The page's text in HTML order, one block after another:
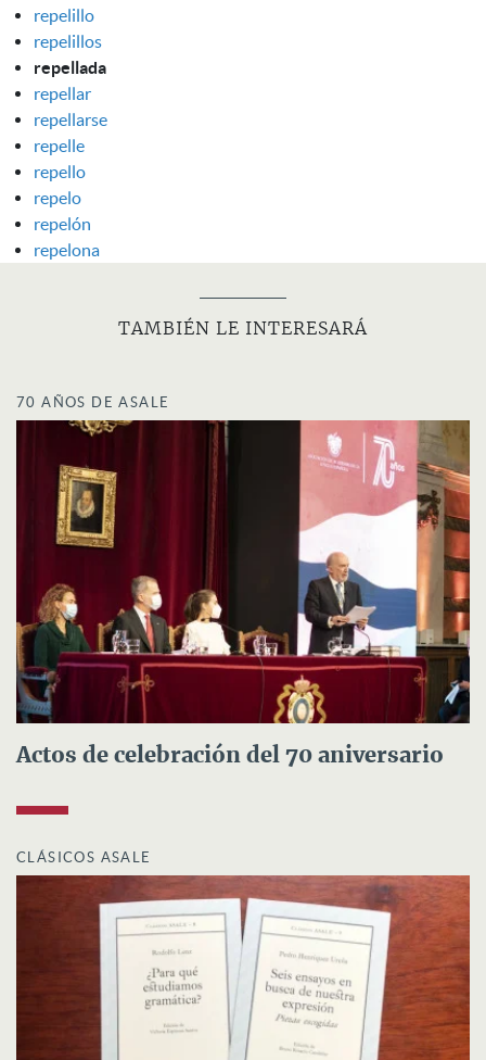
repelillo
repelillos
repellada
repellar
repellarse
repelle
repello
repelo
repelón
repelona
TAMBIÉN LE INTERESARÁ
70 AÑOS DE ASALE
Actos de celebración del 70 aniversario
CLÁSICOS ASALE